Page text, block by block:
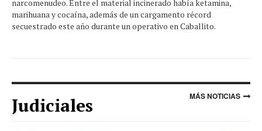
narcomenudeo. Entre el material incinerado había ketamina,
marihuana y cocaína, además de un cargamento récord
secuestrado este año durante un operativo en Caballito.
Judiciales MÁS NOTICIAS